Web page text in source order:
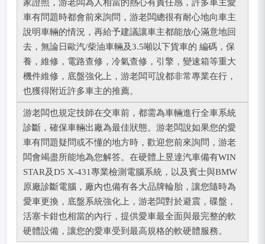
家證照，游老闆為人相當的熱心有責任感，許多車主愛
車有問題時都會前來詢問，游老闆總很有耐心地向車主
說明車輛的情況， 再給予建議讓車主都能放心滿意地回
去，無論日歐汽/柴油車輛及3.5噸以下貨車的 編碼，保
養，維修，電路查修，冷氣查修，引擎，變速箱等重大
機件維修，底盤強化上，游老闆可說都非常專業在行，
也獲得附近許多車主的推薦。
游老闆也規定技師在交車前，都需為車輛進行全車系統
診斷，確保車輛出廠為最佳狀態。游老闆說如果您的愛
車有問題疑問或不懂的地方時，歡迎您前來詢問，游老
闆會竭盡所能地為您解答。在硬體上昱達汽車備有WIN
STAR及D5 X-431專業檢測電腦系統，以及賓士與BMW
原廠診斷電腦，廠內也備有各大品牌輪胎，讓您隨時為
愛車更換，底盤系統強化上，游老闆對於避震，碟盤，
活塞卡鉗也相當的內行，提供愛車最全面與最完整的軟
硬體設備，讓您的愛車受到最高規格的軟硬體服務。